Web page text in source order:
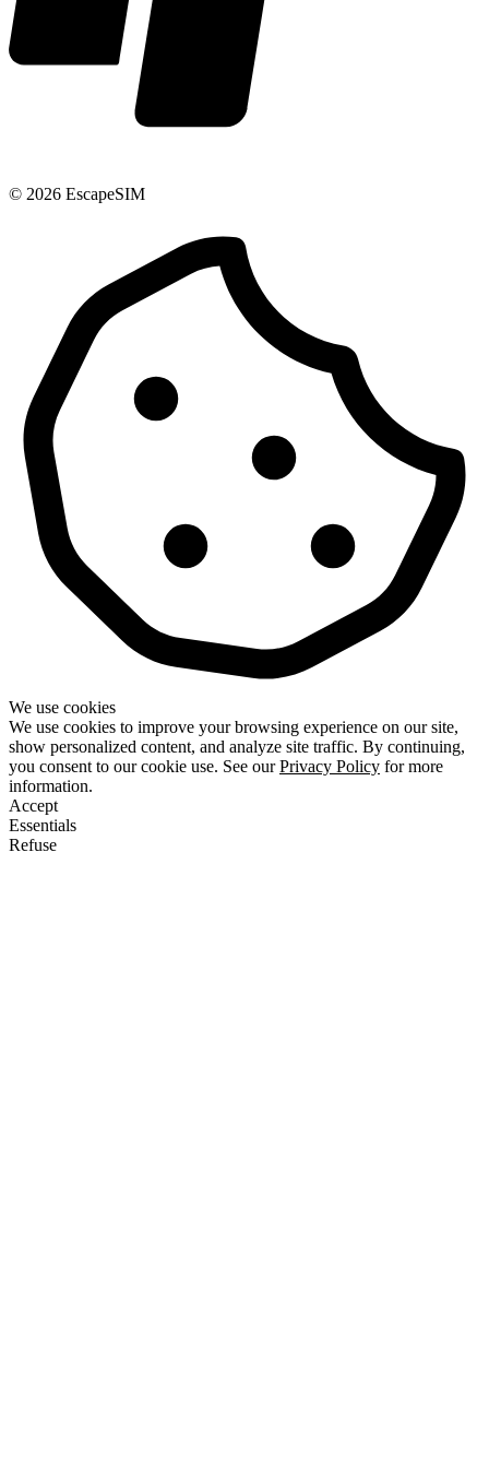
© 2026 EscapeSIM
We use cookies
We use cookies to improve your browsing experience on our site,
show personalized content, and analyze site traffic. By continuing,
you consent to our cookie use. See ourPrivacy Policy for more
information.
Accept
Essentials
Refuse